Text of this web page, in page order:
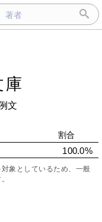
庫
文
割合
100.0%
象としているため、一般